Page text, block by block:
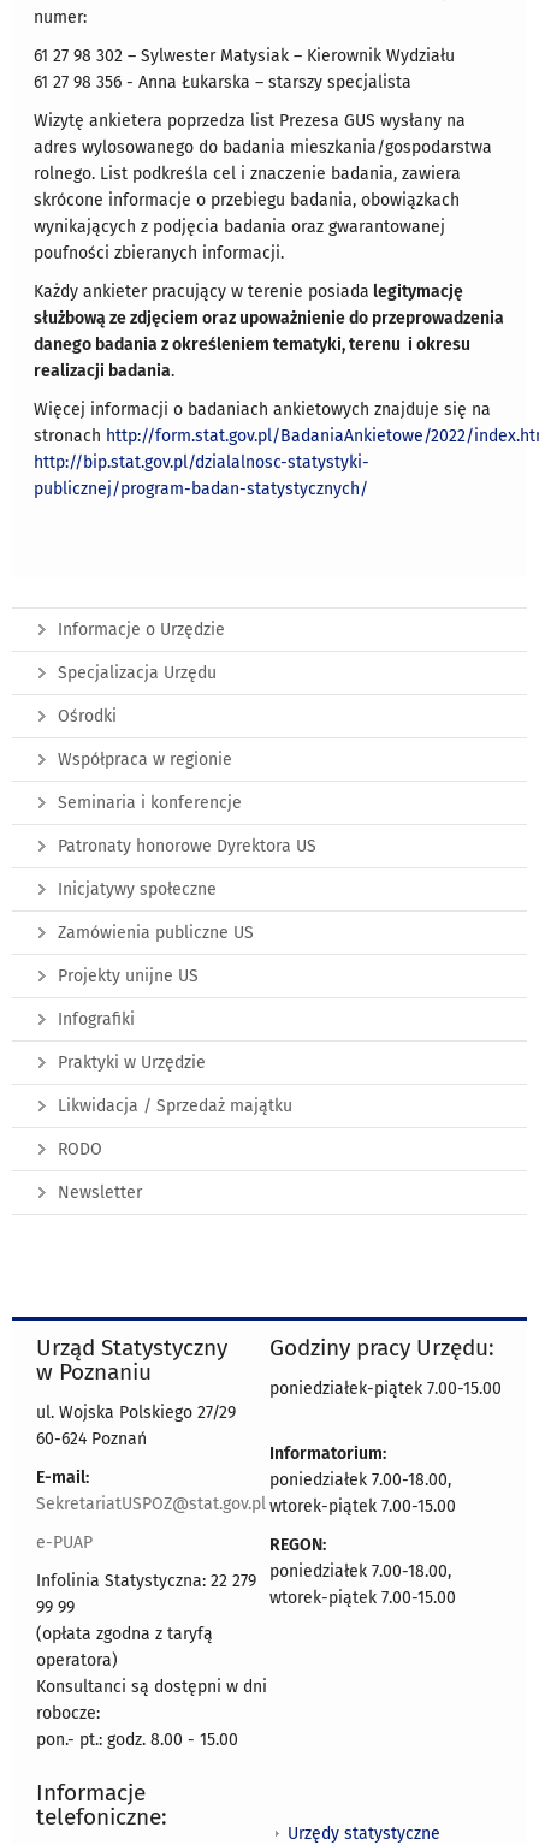
numer:
61 27 98 302 – Sylwester Matysiak – Kierownik Wydziału
61 27 98 356 - Anna Łukarska – starszy specjalista
Wizytę ankietera poprzedza list Prezesa GUS wysłany na
adres wylosowanego do badania mieszkania/gospodarstwa
rolnego. List podkreśla cel i znaczenie badania, zawiera
skrócone informacje o przebiegu badania, obowiązkach
wynikających z podjęcia badania oraz gwarantowanej
poufności zbieranych informacji.
Każdy ankieter pracujący w terenie posiada legitymację
służbową ze zdjęciem oraz upoważnienie do przeprowadzenia
danego badania z określeniem tematyki, terenu i okresu
realizacji badania.
Więcej informacji o badaniach ankietowych znajduje się na
stronach http://form.stat.gov.pl/BadaniaAnkietowe/2022/
http://bip.stat.gov.pl/dzialalnosc-statystyki-
publicznej/program-badan-statystycznych/
Informacje o Urzędzie
Specjalizacja Urzędu
Ośrodki
Współpraca w regionie
Seminaria i konferencje
Patronaty honorowe Dyrektora US
Inicjatywy społeczne
Zamówienia publiczne US
Projekty unijne US
Infografiki
Praktyki w Urzędzie
Likwidacja / Sprzedaż majątku
RODO
Newsletter
Urząd Statystyczny
w Poznaniu
ul. Wojska Polskiego 27/29
60-624 Poznań
E-mail:
SekretariatUSPOZ@stat.gov.pl
e-PUAP
Infolinia Statystyczna: 22 279
99 99
(opłata zgodna z taryfą
operatora)
Konsultanci są dostępni w dni
robocze:
pon.- pt.: godz. 8.00 - 15.00
Godziny pracy Urzędu:
poniedziałek-piątek 7.00-15.00
Informatorium:
poniedziałek 7.00-18.00,
wtorek-piątek 7.00-15.00
REGON:
poniedziałek 7.00-18.00,
wtorek-piątek 7.00-15.00
Informacje
telefoniczne:
Urzędy statystyczne